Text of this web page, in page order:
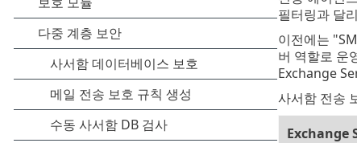
필터링과 달
이전에는
버 역할로 운
Exchange
사서함 전송
Exchange